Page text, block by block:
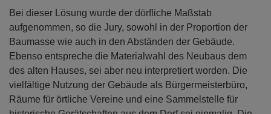
Bei dieser Lösung wurde der dörfliche Maßstab
aufgenommen, so die Jury, sowohl in der Proportion der
Baumasse wie auch in den Abständen der Gebäude.
Ebenso entspreche die Materialwahl des Neubaus dem
des alten Hauses, sei aber neu interpretiert worden. Die
vielfältige Nutzung der Gebäude als Bürgermeisterbüro,
Räume für örtliche Vereine und eine Sammelstelle für